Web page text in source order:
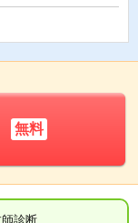
無料